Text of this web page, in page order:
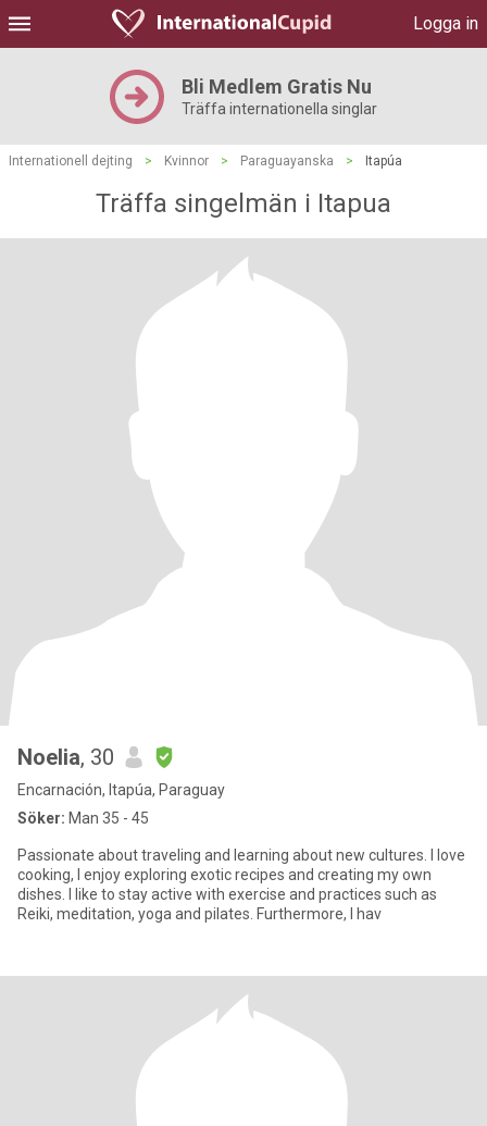
Logga in
Bli Medlem Gratis Nu
Träffa internationella singlar
Internationell dejting > Kvinnor > Paraguayanska > Itapúa
Träffa singelmän i Itapua
Noelia, 30
Encarnación, Itapúa, Paraguay
Söker: Man 35 - 45
Passionate about traveling and learning about new cultures. I love
cooking, I enjoy exploring exotic recipes and creating my own
dishes. I like to stay active with exercise and practices such as
Reiki, meditation, yoga and pilates. Furthermore, I hav